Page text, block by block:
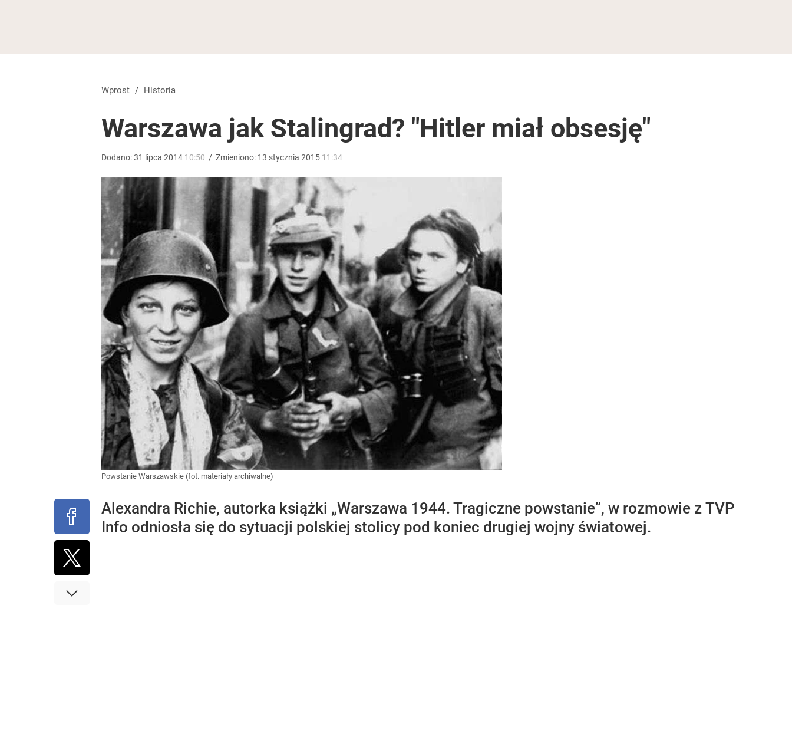
Wprost / Historia
Warszawa jak Stalingrad? "Hitler miał obsesję"
Dodano:31 lipca 2014 10:50 / Zmieniono: 13 stycznia 2015 11:34
Powstanie Warszawskie (fot. materiały archiwalne)
Alexandra Richie, autorka książki „Warszawa 1944. Tragiczne powstanie”, w rozmowie z TVP
Info odniosła się do sytuacji polskiej stolicy pod koniec drugiej wojny światowej.